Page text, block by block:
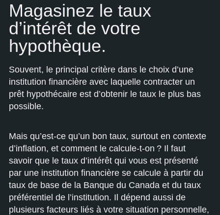
Magasinez le taux
d’intérêt de votre
hypothèque.
Souvent, le principal critère dans le choix d’une
institution financière avec laquelle contracter un
prêt hypothécaire est d’obtenir le taux le plus bas
possible.
Mais qu’est-ce qu’un bon taux, surtout en contexte
d’inflation, et comment le calcule-t-on ? Il faut
savoir que le taux d’intérêt qui vous est présenté
par une institution financière se calcule à partir du
taux de base de la Banque du Canada et du taux
préférentiel de l’institution. Il dépend aussi de
plusieurs facteurs liés à votre situation personnelle,